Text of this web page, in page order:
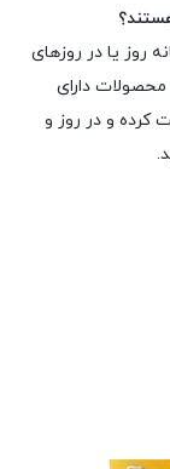
روز یا در روزهای
دارای
کرده و در روز و